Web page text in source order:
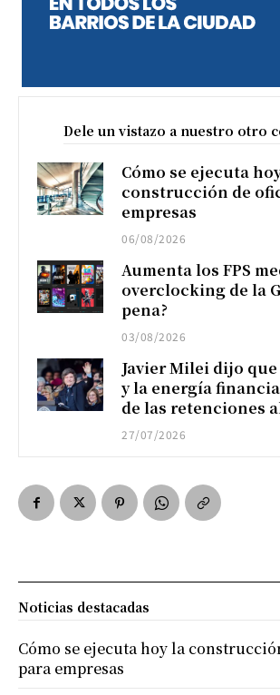
Dele un vistazo a nuestro otro
Cómo se ejecuta
construcción de
empresas
06/08/2026
Aumenta los FPS
overclocking de la
pena?
03/08/2026
Javier Milei dijo
y la energía
de las retenciones
27/07/2026
Noticias destacadas
Cómo se ejecuta hoy la
para empresas